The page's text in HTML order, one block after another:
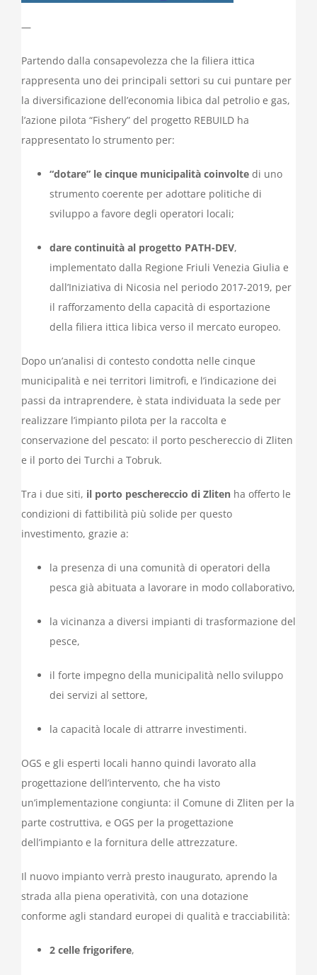
—
Partendo dalla consapevolezza che la filiera ittica
rappresenta uno dei principali settori su cui puntare per
la diversificazione dell’economia libica dal petrolio e gas,
l’azione pilota “Fishery” del progetto REBUILD ha
rappresentato lo strumento per:
“dotare” le cinque municipalità coinvoltedi uno
strumento coerente per adottare politiche di
sviluppo a favore degli operatori locali;
dare continuità al progetto PATH-DEV,
implementato dalla Regione Friuli Venezia Giulia e
dall’Iniziativa di Nicosia nel periodo 2017-2019, per
il rafforzamento della capacità di esportazione
della filiera ittica libica verso il mercato europeo.
Dopo un’analisi di contesto condotta nelle cinque
municipalità e nei territori limitrofi, e l’indicazione dei
passi da intraprendere, è stata individuata la sede per
realizzare l’impianto pilota per la raccolta e
conservazione del pescato: il porto peschereccio di Zliten
e il porto dei Turchi a Tobruk.
Tra i due siti, il porto peschereccio di Zlitenha offerto le
condizioni di fattibilità più solide per questo
investimento, grazie a:
la presenza di una comunità di operatori della
pesca già abituata a lavorare in modo collaborativo,
la vicinanza a diversi impianti di trasformazione del
pesce,
il forte impegno della municipalità nello sviluppo
dei servizi al settore,
la capacità locale di attrarre investimenti.
OGS e gli esperti locali hanno quindi lavorato alla
progettazione dell’intervento, che ha visto
un’implementazione congiunta: il Comune di Zliten per la
parte costruttiva, e OGS per la progettazione
dell’impianto e la fornitura delle attrezzature.
Il nuovo impianto verrà presto inaugurato, aprendo la
strada alla piena operatività, con una dotazione
conforme agli standard europei di qualità e tracciabilità:
2 celle frigorifere,